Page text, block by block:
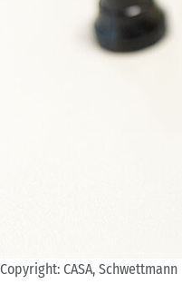
Copyright: CASA, Schwettmann